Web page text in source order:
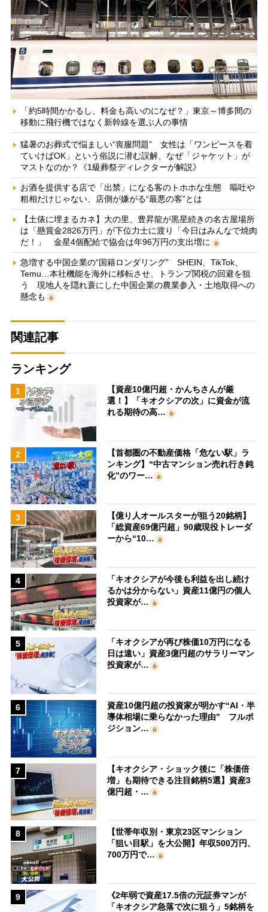
「約5時間かかるし、料金も高いのになぜ？」東京～博多間の
移動に飛行機ではなく新幹線を選ぶ人の事情
猛暑のお葬式で悩ましい“喪服問題” 女性は「ワンピースを着
ていけばOK」という俗説に潜む誤解、なぜ「ジャケット」が
マストなのか？《1級葬祭ディレクターが解説》
お酒を提供する店で「出禁」になる客のトホホな生態 嘔吐や
粗相だけじゃない、店側が嫌がる“最悪の客”とは
【土俵に埋まるカネ】大の里、豊昇龍が黒星続きの名古屋場所
は「懸賞金2826万円」が下位力士に渡り「今日はみんなで焼肉
だ！」 金星4個配給で協会は年96万円の支出増に
急増する中国企業の“国籍ロンダリング” SHEIN、TikTok、
Temu…本社機能を海外に移転させ、トランプ関税の回避を狙
う 現地人を隠れ蓑にした中国企業の農業参入・土地取得への
懸念も
関連記事
ランキング
1
【資産10億円超・かんちさんが厳
選！】「キオクシアの次」に資金が流
れる期待の高…
2
【首都圏の不動産価格「危ない駅」ラ
ンキング】“中古マンション売れ行き鈍
化”のワー…
3
【億り人オールスターが狙う20銘柄】
「総資産69億円超」90歳現役トレーダ
ーから“10…
4
「キオクシアが今後も利益を出し続け
るかは分からない」資産11億円の個人
投資家が…
5
「キオクシアが再び株価10万円になる
日は遠い」資産3億円超のサラリーマン
投資家が…
6
資産10億円超の投資家が明かす“AI・半
導体相場に乗らなかった理由” フルポ
ジション…
7
【キオクシア・ショック後に「株価倍
増」も期待できる注目銘柄5選】資産3
億円超・…
8
【世帯年収別・東京23区マンション
「狙い目駅」を大公開】年収500万円、
700万円で…
9
《2年弱で資産17.5倍の元証券マンが
「キオクシア急落で次に狙う」5銘柄を